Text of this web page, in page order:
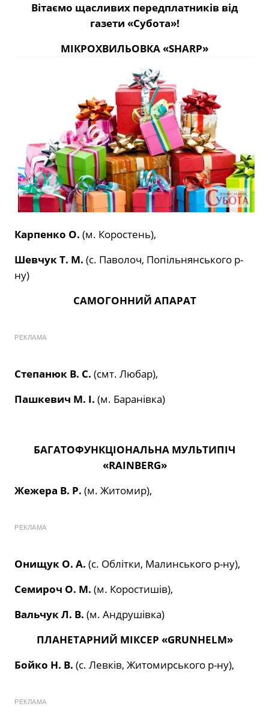
Вітаємо щасливих передплатників від
газети «Субота»!
МІКРОХВИЛЬОВКА «SHARP»
Карпенко О. (м. Коростень),
Шевчук Т. М. (с. Паволоч, Попільнянського р-
ну)
САМОГОННИЙ АПАРАТ
РЕКЛАМА
Степанюк В. С. (смт. Любар),
Пашкевич М. І. (м. Баранівка)
БАГАТОФУНКЦІОНАЛЬНА МУЛЬТИПІЧ
«RAINBERG»
Жежера В. Р. (м. Житомир),
РЕКЛАМА
Онищук О. А. (с. Облітки, Малинського р-ну),
Семироч О. М. (м. Коростишів),
Вальчук Л. В. (м. Андрушівка)
ПЛАНЕТАРНИЙ МІКСЕР «GRUNHELM»
Бойко Н. В. (с. Левків, Житомирського р-ну),
РЕКЛАМА